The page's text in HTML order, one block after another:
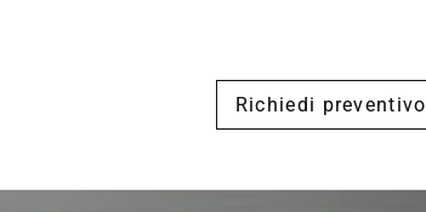
Richiedi preventivo